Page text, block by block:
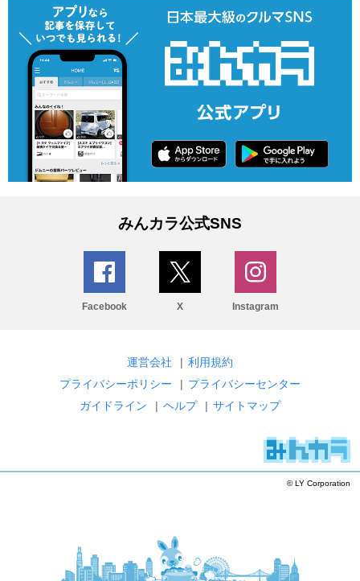
みんカラ公式SNS
Facebook X Instagram
運営会社 | 利用規約
プライバシーポリシー
| プライバシーセンター
ガイドライン
| ヘルプ | サイトマップ
© LY Corporation